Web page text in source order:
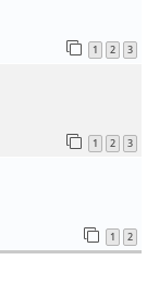
1 2 3
1 2 3
1 2